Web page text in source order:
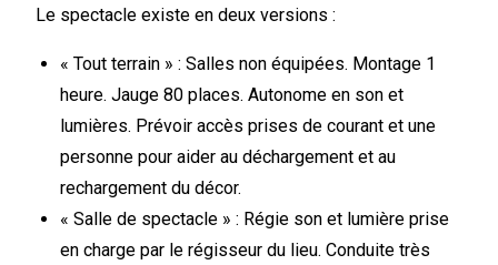
Le spectacle existe en deux versions :
« Tout terrain » : Salles non équipées. Montage 1
heure. Jauge 80 places. Autonome en son et
lumières. Prévoir accès prises de courant et une
personne pour aider au déchargement et au
rechargement du décor.
« Salle de spectacle » : Régie son et lumière prise
en charge par le régisseur du lieu. Conduite très